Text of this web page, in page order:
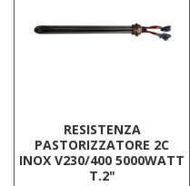
RESISTENZA
PASTORIZZATORE 2C
INOX V230/400 5000WATT
T.2"